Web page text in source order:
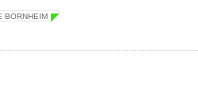
BORNHEIM